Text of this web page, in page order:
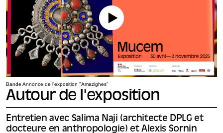
Bande Annonce de l'exposition "Amazighes"
Autour de l'exposition
Entretien avec Salima Naji (architecte DPLG et
docteure en anthropologie) et Alexis Sornin